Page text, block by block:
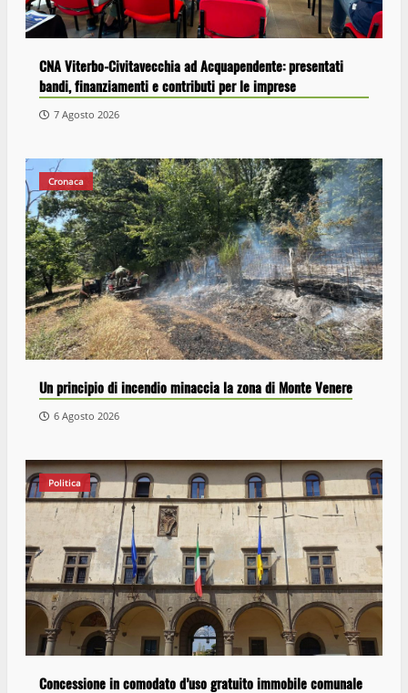
CNA Viterbo-Civitavecchia ad Acquapendente: presentati
bandi, finanziamenti e contributi per le imprese
7 Agosto 2026
Cronaca
Un principio di incendio minaccia la zona di Monte Venere
6 Agosto 2026
Politica
Concessione in comodato d’uso gratuito immobile comunale